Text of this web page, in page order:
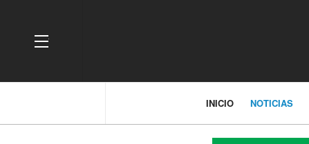
OFF CANVAS
INICIO NOTICIAS